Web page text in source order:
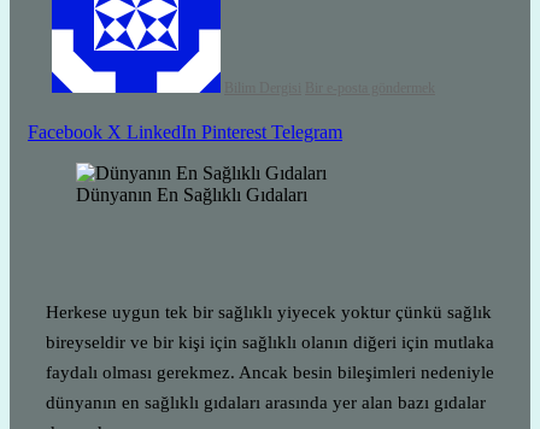
Facebook X LinkedIn Pinterest Telegram
Dünyanın En Sağlıklı Gıdaları
Herkese uygun tek bir sağlıklı yiyecek yoktur çünkü sağlık
bireyseldir ve bir kişi için sağlıklı olanın diğeri için mutlaka
faydalı olması gerekmez. Ancak besin bileşimleri nedeniyle
dünyanın en sağlıklı gıdaları arasında yer alan bazı gıdalar